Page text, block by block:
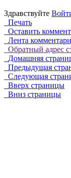
Здравствуйте
Печать
Оставить
Лента
Обратный адрес
Домашняя
Предыдущая
Следующая
Вверх страницы
Вниз страницы